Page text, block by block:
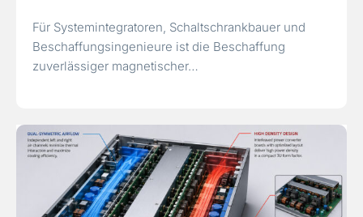
Für Systemintegratoren, Schaltschrankbauer und
Beschaffungsingenieure ist die Beschaffung
zuverlässiger magnetischer…